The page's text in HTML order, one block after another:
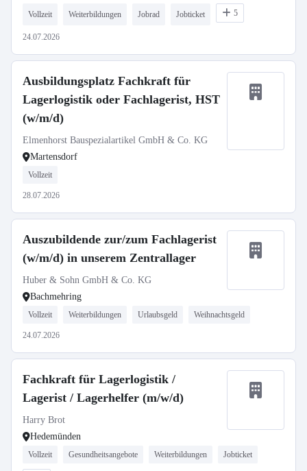
Vollzeit Weiterbildungen Jobrad Jobticket 5
24.07.2026
Ausbildungsplatz Fachkraft für
Lagerlogistik oder Fachlagerist, HST
(w/m/d)
Elmenhorst Bauspezialartikel GmbH & Co. KG
Martensdorf
Vollzeit
28.07.2026
Auszubildende zur/zum Fachlagerist
(w/m/d) in unserem Zentrallager
Huber & Sohn GmbH & Co. KG
Bachmehring
Vollzeit Weiterbildungen Urlaubsgeld Weihnachtsgeld
24.07.2026
Fachkraft für Lagerlogistik /
Lagerist / Lagerhelfer (m/w/d)
Harry Brot
Hedemünden
Vollzeit Gesundheitsangebote Weiterbildungen Jobticket